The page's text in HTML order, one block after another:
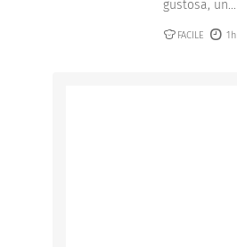
gustosa, un...
FACILE 1h